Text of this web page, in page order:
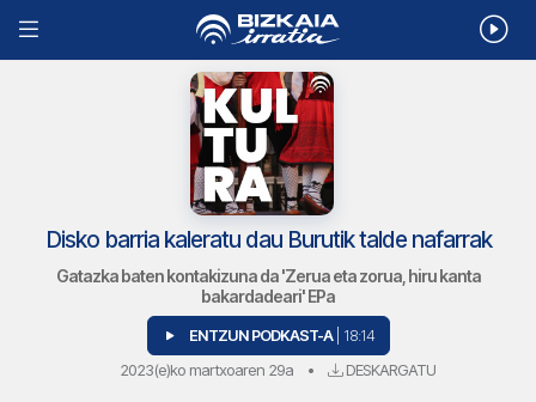
Disko barria kaleratu dau Burutik talde nafarrak
Gatazka baten kontakizuna da 'Zerua eta zorua, hiru kanta
bakardadeari' EPa
ENTZUN PODKAST-A | 18:14
2023(e)ko martxoaren 29a • DESKARGATU